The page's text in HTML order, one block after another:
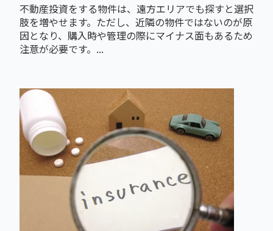
不動産投資をする物件は、遠方エリアでも探すと選択
肢を増やせます。ただし、近隣の物件ではないのが原
因となり、購入時や管理の際にマイナス面もあるため
注意が必要です。...